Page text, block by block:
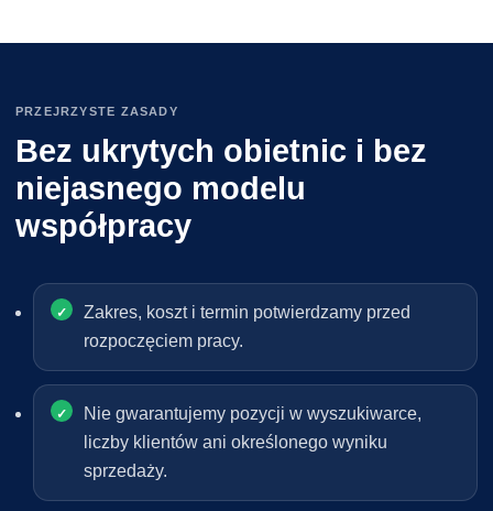
PRZEJRZYSTE ZASADY
Bez ukrytych obietnic i bez
niejasnego modelu
współpracy
Zakres, koszt i termin potwierdzamy przed
rozpoczęciem pracy.
Nie gwarantujemy pozycji w wyszukiwarce,
liczby klientów ani określonego wyniku
sprzedaży.